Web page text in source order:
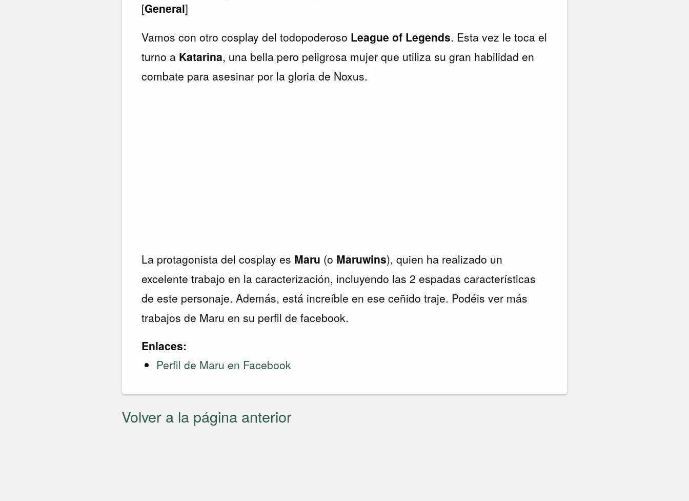
[General]
Vamos con otro cosplay del todopoderoso League of Legends. Esta vez le toca el
turno a Katarina, una bella pero peligrosa mujer que utiliza su gran habilidad en
combate para asesinar por la gloria de Noxus.
La protagonista del cosplay es Maru (o Maruwins), quien ha realizado un
excelente trabajo en la caracterización, incluyendo las 2 espadas características
de este personaje. Además, está increíble en ese ceñido traje. Podéis ver más
trabajos de Maru en su perfil de facebook.
Enlaces:
Perfil de Maru en Facebook
Volver a la página anterior